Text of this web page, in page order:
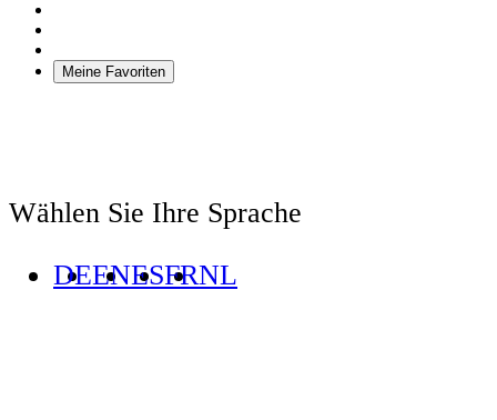
Meine Favoriten
Wählen Sie Ihre Sprache
DEENESFRNL